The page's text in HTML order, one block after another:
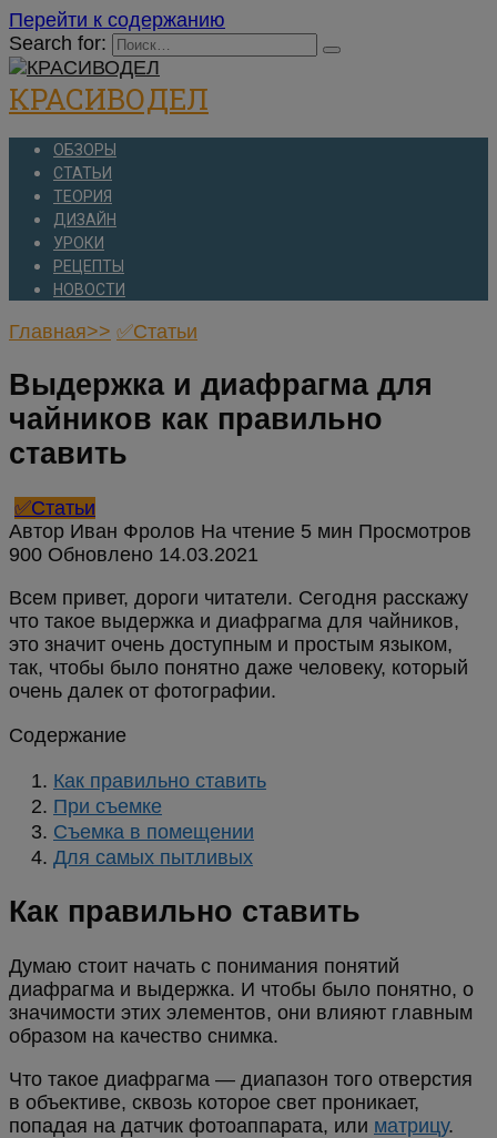
Перейти к содержанию
Search for:
КРАСИВОДЕЛ
ОБЗОРЫ
СТАТЬИ
ТЕОРИЯ
ДИЗАЙН
УРОКИ
РЕЦЕПТЫ
НОВОСТИ
Главная>> ✅Статьи
Выдержка и диафрагма для
чайников как правильно
ставить
✅Статьи
Автор Иван Фролов На чтение 5 мин Просмотров
900 Обновлено
Всем привет, дороги читатели. Сегодня расскажу
что такое выдержка и диафрагма для чайников,
это значит очень доступным и простым языком,
так, чтобы было понятно даже человеку, который
очень далек от фотографии.
Содержание
Как правильно ставить
При съемке
Съемка в помещении
Для самых пытливых
Как правильно ставить
Думаю стоит начать с понимания понятий
диафрагма и выдержка. И чтобы было понятно, о
значимости этих элементов, они влияют главным
образом на качество снимка.
Что такое диафрагма — диапазон того отверстия
в объективе, сквозь которое свет проникает,
попадая на датчик фотоаппарата, или матрицу.